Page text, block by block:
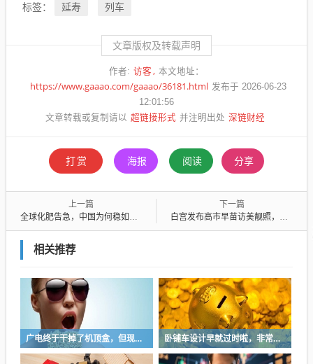
标签： 延寿 列车
文章版权及转载声明
作者: 访客 本文地址：
https://www.gaaao.com/gaaao/36181.html 发布于 2026-06-23
12:01:56
文章转载或复制请以 超链接形式 并注明出处 深链财经
打赏 海报 阅读 分享
上一篇
全球化肥告急，中国为何稳如泰山？
下一篇
白宫发布高市早苗访美靓照，张张“美”到令人窒息！
相关推荐
广电终于干掉了机顶盒，但现在没多少人看电视了… 卧铺车设计早就过时啦，非常不具备人性化